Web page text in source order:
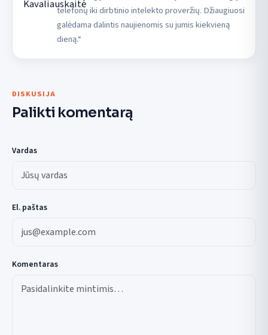
telefonų iki dirbtinio intelekto proveržių. Džiaugiuosi
galėdama dalintis naujienomis su jumis kiekvieną
dieną.“
DISKUSIJA
Palikti komentarą
Vardas
El. paštas
Komentaras